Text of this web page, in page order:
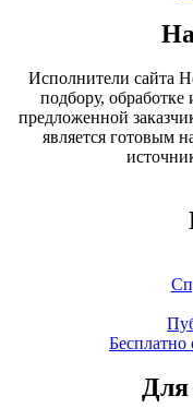
Исполнители сайта
подбору,
предложенной
является готовым
Для